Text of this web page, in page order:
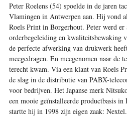
Peter Roelens (54) spoelde in de jaren
Vlamingen in Antwerpen aan. Hij vond
Roels Print in Borgerhout. Peter werd er
orderbegeleiding en kwaliteitsbewaking
de perfecte afwerking van drukwerk
meegedragen. En meegenomen naar de
terecht kwam. Via een klant van Roels
de slag in de distributie van PABX-
voor bedrijven. Het Japanse merk
een mooie geïnstalleerde productbasis
startte hij in 1998 zijn eigen zaak: Nextel.